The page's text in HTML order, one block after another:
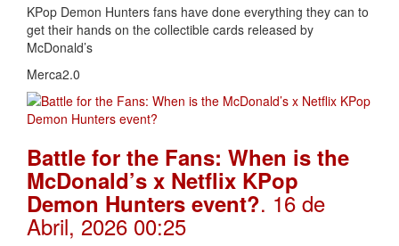
KPop Demon Hunters fans have done everything they can to
get their hands on the collectible cards released by
McDonald’s
Merca2.0
Battle for the Fans: When is the
McDonald’s x Netflix KPop
Demon Hunters event?. 16 de
Abril, 2026 00:25